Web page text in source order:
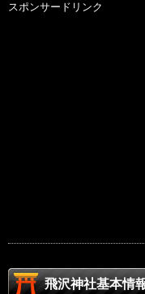
スポンサードリンク
飛沢神社基本情